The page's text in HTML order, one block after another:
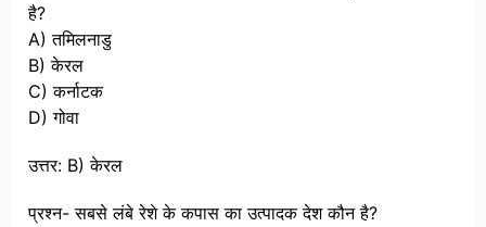
है?
A) तमिलनाडु
B) केरल
C) कर्नाटक
D) गोवा
उत्तर: B) केरल
प्रश्न- सबसे लंबे रेशे के कपास का उत्पादक देश कौन है?